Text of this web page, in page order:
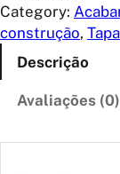
Category:
construção,
Descrição
Avaliações (0)